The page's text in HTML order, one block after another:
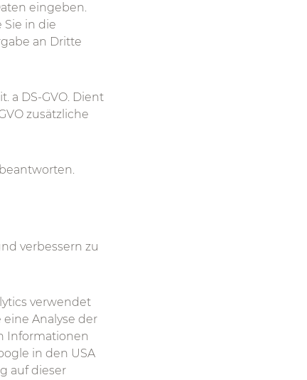
eingeben.
in die
an Dritte
a DS-GVO. Dient
zusätzliche
verbessern zu
verwendet
Analyse der
Informationen
in den USA
auf dieser